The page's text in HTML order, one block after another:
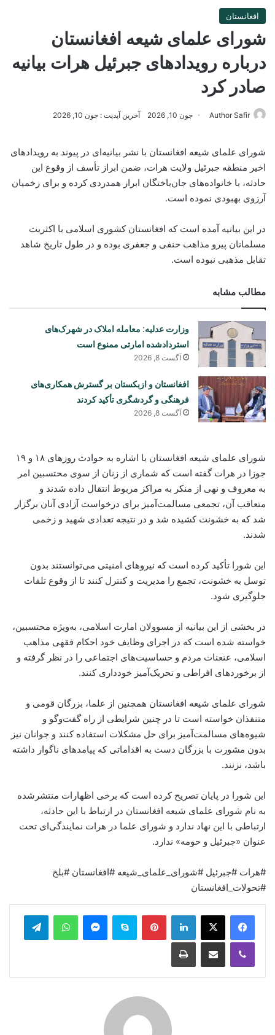
افغانستان
شورای علمای شیعه افغانستان
درباره رویدادهای جبرئیل هرات بیانیه
صادر کرد
Author Safir جون 10, 2026 آخرین آپدیت : جون 10, 2026
شورای علمای شیعه افغانستان با نشر بیانیه‌ای در پیوند به رویدادهای
اخیر منطقه جبرئیل ولایت هرات، ضمن ابراز تأسف از وقوع این
حادثه، با خانواده‌های جان‌باختگان ابراز همدردی کرده و برای زخمیان
آرزوی بهبودی نموده است.
در این بیانیه آمده است که افغانستان کشوری اسلامی با اکثریت
مسلمانان پیرو مذاهب حنفی و جعفری بوده و در طول تاریخ شاهد
تقابل مذهبی نبوده است.
مطالب مشابه
وزارت عدلیه: معامله املاک در شهرک‌های
استردادشده امارتی ممنوع است
آگست 8, 2026
افغانستان و ازبکستان بر گسترش همکاری‌های
فرهنگی و گردشگری تأکید کردند
آگست 8, 2026
شورای علمای شیعه افغانستان با اشاره به حوادث روزهای ۱۸ و ۱۹
جوزا در هرات گفته است که شماری از زنان از سوی محتسبین امر
به معروف و نهی از منکر به مراکز مربوط انتقال داده شدند و
متعاقب آن، تجمعی مسالمت‌آمیز برای درخواست آزادی آنان برگزار
شد که به خشونت کشیده شد و در نتیجه تعدادی شهید و زخمی
شدند.
این شورا تأکید کرده است که نیروهای امنیتی می‌توانستند بدون
توسل به خشونت، تجمع را مدیریت و کنترل کنند تا از وقوع تلفات
جلوگیری شود.
در بخشی از این بیانیه از مسوولان امارت اسلامی، به‌ویژه محتسبین،
خواسته شده است که در اجرای وظایف خود احکام فقهی مذاهب
اسلامی، عنعنات مردم و حساسیت‌های اجتماعی را در نظر گرفته و
از برخوردهای افراطی و تحریک‌آمیز خودداری کنند.
شورای علمای شیعه افغانستان همچنین از علما، بزرگان قومی و
متنفذان خواسته است تا در چنین شرایطی از راه گفت‌وگو و
شیوه‌های مسالمت‌آمیز برای حل مشکلات استفاده کنند و جوانان نیز
بدون مشورت با بزرگان دست به اقداماتی که پیامدهای ناگوار داشته
باشد، نزنند.
این شورا در پایان تصریح کرده است که برخی اظهارات منتشرشده
به نام شورای علمای شیعه افغانستان در ارتباط با این حادثه،
ارتباطی با این نهاد ندارد و شورای علما در هرات نمایندگی‌ای تحت
عنوان «جبرئیل و حومه» ندارد.
#هرات #جبرئیل #شورای_علمای_شیعه #افغانستان #بلخ
#تحولات_افغانستان
LinkedIn
Pinterest
Skype
Messenger
WhatsApp
Viber
Share via Email
Print